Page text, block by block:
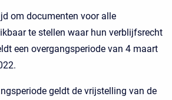
om documenten voor alle
te stellen waar hun verblijfsrecht
een overgangsperiode van 4 maart
geldt de vrijstelling van de